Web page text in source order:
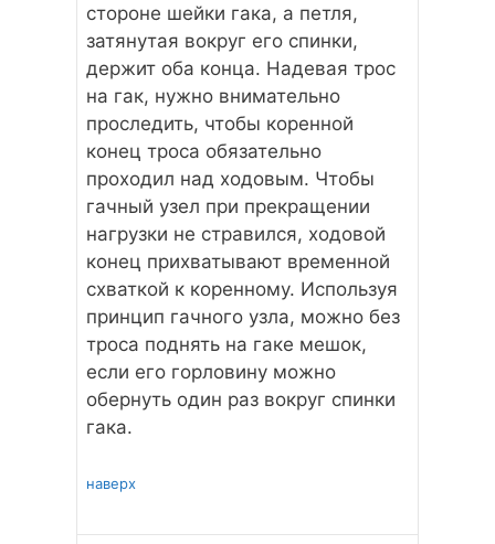
стороне шейки гака, а петля,
затянутая вокруг его спинки,
держит оба конца. Надевая трос
на гак, нужно внимательно
проследить, чтобы коренной
конец троса обязательно
проходил над ходовым. Чтобы
гачный узел при прекращении
нагрузки не стравился, ходовой
конец прихватывают временной
схваткой к коренному. Используя
принцип гачного узла, можно без
троса поднять на гаке мешок,
если его горловину можно
обернуть один раз вокруг спинки
гака.
наверх